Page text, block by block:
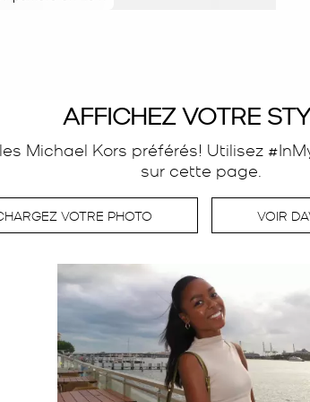
AFFICHEZ VOTRE
Michael Kors préférés! Utilisez
sur cette page.
VOTRE PHOTO VOIR
suivant pour naviguer.